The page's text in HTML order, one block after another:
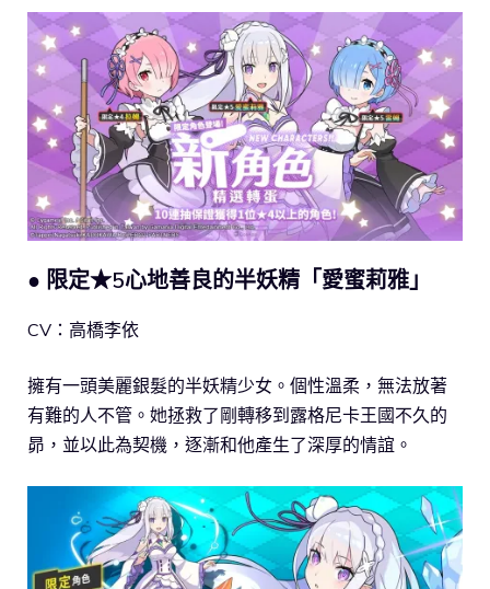
● 限定★5心地善良的半妖精「愛蜜莉雅」
CV：高橋李依
擁有一頭美麗銀髮的半妖精少女。個性溫柔，無法放著
有難的人不管。她拯救了剛轉移到露格尼卡王國不久的
昴，並以此為契機，逐漸和他產生了深厚的情誼。